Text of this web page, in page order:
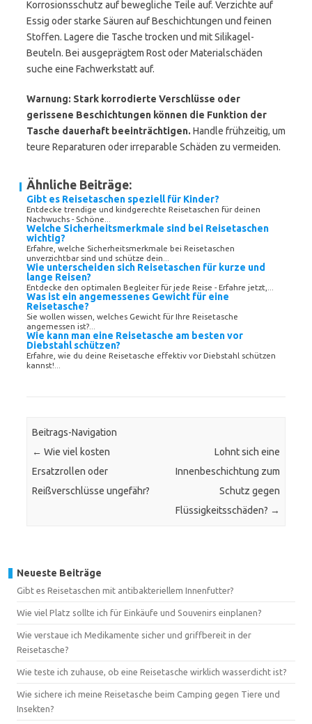
Korrosionsschutz auf bewegliche Teile auf. Verzichte auf
Essig oder starke Säuren auf Beschichtungen und feinen
Stoffen. Lagere die Tasche trocken und mit Silikagel-
Beuteln. Bei ausgeprägtem Rost oder Materialschäden
suche eine Fachwerkstatt auf.
Warnung: Stark korrodierte Verschlüsse oder
gerissene Beschichtungen können die Funktion der
Tasche dauerhaft beeinträchtigen. Handle frühzeitig, um
teure Reparaturen oder irreparable Schäden zu vermeiden.
Ähnliche Beiträge:
Gibt es Reisetaschen speziell für Kinder?
Entdecke trendige und kindgerechte Reisetaschen für deinen
Nachwuchs - Schöne...
Welche Sicherheitsmerkmale sind bei Reisetaschen
wichtig?
Erfahre, welche Sicherheitsmerkmale bei Reisetaschen
unverzichtbar sind und schütze dein...
Wie unterscheiden sich Reisetaschen für kurze und
lange Reisen?
Entdecke den optimalen Begleiter für jede Reise - Erfahre jetzt,...
Was ist ein angemessenes Gewicht für eine
Reisetasche?
Sie wollen wissen, welches Gewicht für Ihre Reisetasche
angemessen ist?...
Wie kann man eine Reisetasche am besten vor
Diebstahl schützen?
Erfahre, wie du deine Reisetasche effektiv vor Diebstahl schützen
kannst!...
Beitrags-Navigation
← Wie viel kosten
Ersatzrollen oder
Reißverschlüsse ungefähr?
Lohnt sich eine
Innenbeschichtung zum
Schutz gegen
Flüssigkeitsschäden? →
Neueste Beiträge
Gibt es Reisetaschen mit antibakteriellem Innenfutter?
Wie viel Platz sollte ich für Einkäufe und Souvenirs einplanen?
Wie verstaue ich Medikamente sicher und griffbereit in der
Reisetasche?
Wie teste ich zuhause, ob eine Reisetasche wirklich wasserdicht ist?
Wie sichere ich meine Reisetasche beim Camping gegen Tiere und
Insekten?